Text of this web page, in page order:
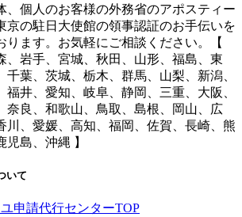
、個人のお客様の外務省のアポスティー
京の駐日大使館の領事認証のお手伝いを
ります。お気軽にご相談ください。【
、岩手、宮城、秋田、山形、福島、東
千葉、茨城、栃木、群馬、山梨、新潟、
福井、愛知、岐阜、静岡、三重、大阪、
奈良、和歌山、鳥取、島根、岡山、広
川、愛媛、高知、福岡、佐賀、長崎、熊
島、沖縄 】
いて
申請代行センターTOP